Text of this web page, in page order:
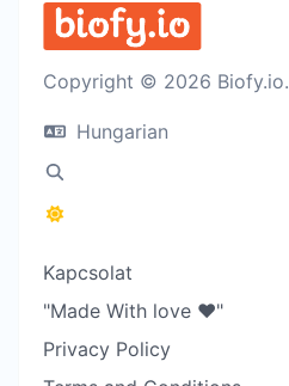
Copyright © 2026 Biofy.io.
Hungarian
Kapcsolat
"Made With love ❤️"
Privacy Policy